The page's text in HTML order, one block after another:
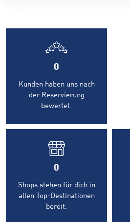
0
Kunden haben uns nach
der Reservierung
bewertet.
0
Shops stehen für dich in
allen Top-Destinationen
bereit.